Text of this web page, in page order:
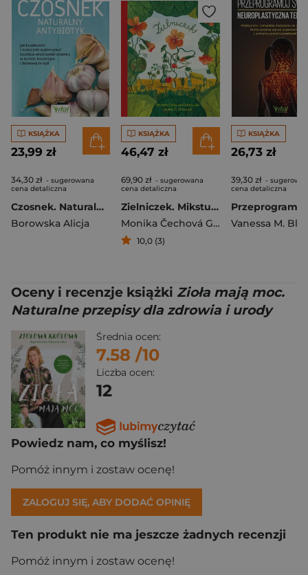
KSIĄŻKA
23,99 zł
34,30 zł - sugerowana
cena detaliczna
Czosnek. Naturalny antybiotyk
Borowska Alicja
KSIĄŻKA
46,47 zł
69,90 zł - sugerowana
cena detaliczna
Zielniczek. Mikstury z natury dla małych i dużych
Monika Čechová Golasovská
,Aneta
10,0 (3)
KSIĄŻKA
26,73 zł
39,30 zł -
cena detaliczna
Oceny i recenzje książki Zioła mają moc.
Naturalne przepisy dla zdrowia i urody
Średnia ocen:
7.58 /10
Liczba ocen:
12
Powiedz nam, co myślisz!
Pomóż innym i zostaw ocenę!
ZALOGUJ SIĘ, ABY DODAĆ OPINIĘ
Ten produkt nie ma jeszcze żadnych recenzji
Pomóż innym i zostaw ocenę!